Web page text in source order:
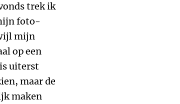
trek ik
foto-
mijn
op een
uiterst
maar de
maken